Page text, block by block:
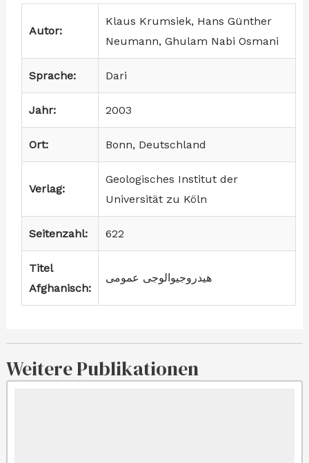
Autor:
Klaus Krumsiek, Hans Günther
Neumann, Ghulam Nabi Osmani
Sprache: Dari
Jahr: 2003
Ort: B‌onn, Deutschland
Verlag:
Geologisches Institut der
Universität zu Köln
Seitenzahl: 622
Titel
Afghanisch:
هیدروجیوالوجی عمومی
Weitere Publikationen